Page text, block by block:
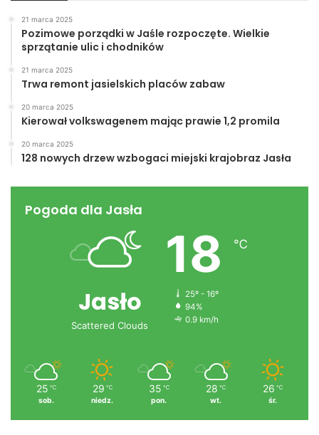
21 marca 2025
Pozimowe porządki w Jaśle rozpoczęte. Wielkie
sprzątanie ulic i chodników
21 marca 2025
Trwa remont jasielskich placów zabaw
20 marca 2025
Kierował volkswagenem mając prawie 1,2 promila
20 marca 2025
128 nowych drzew wzbogaci miejski krajobraz Jasła
Pogoda dla Jasła
Jasło
Scattered Clouds
18 ℃
25º - 16º
94%
0.9 km/h
25 ℃
sob.
29 ℃
niedz.
35 ℃
pon.
28 ℃
wt.
26 ℃
śr.